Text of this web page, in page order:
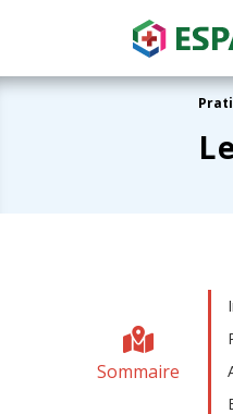
Sommaire